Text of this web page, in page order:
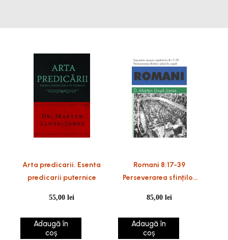
Arta predicarii. Esenta
predicarii puternice
55,00lei
Adaugă în
coș
Romani 8:17-39
Perseverarea sfinților
85,00lei
Adaugă în
coș